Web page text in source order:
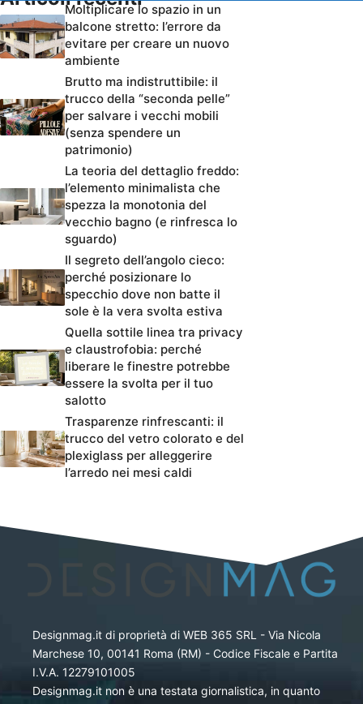
Moltiplicare lo spazio in un
balcone stretto: l’errore da
evitare per creare un nuovo
ambiente
Brutto ma indistruttibile: il
trucco della “seconda pelle”
per salvare i vecchi mobili
(senza spendere un
patrimonio)
La teoria del dettaglio freddo:
l’elemento minimalista che
spezza la monotonia del
vecchio bagno (e rinfresca lo
sguardo)
Il segreto dell’angolo cieco:
perché posizionare lo
specchio dove non batte il
sole è la vera svolta estiva
Quella sottile linea tra privacy
e claustrofobia: perché
liberare le finestre potrebbe
essere la svolta per il tuo
salotto
Trasparenze rinfrescanti: il
trucco del vetro colorato e del
plexiglass per alleggerire
l’arredo nei mesi caldi
Designmag.it di proprietà di WEB 365 SRL - Via Nicola
Marchese 10, 00141 Roma (RM) - Codice Fiscale e Partita
I.V.A. 12279101005
Designmag.it non è una testata giornalistica, in quanto